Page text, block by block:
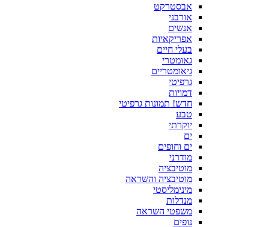
אבסטרקט
אורבני
אנשים
אפריקאיות
בעלי חיים
גאומטרי
גיאומטריים
גרפיטי
דמויות
חדש! תמונות גרפיטי
טבע
יוקרתי
ים
ים וחופים
מודרני
מוטיבציה
מוטיבציה והשראה
מינימליסטי
מנדלות
משפטי השראה
נופים